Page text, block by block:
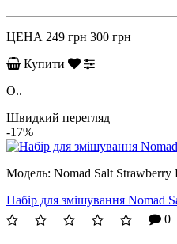
ЦЕНА 249 грн 300 грн
Купити
O..
Швидкий перегляд
-17%
Модель: Nomad Salt Strawberry
Набір для змішування Nomad
0